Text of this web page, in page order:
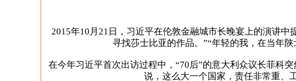
2015年10月21日，习近平在伦敦金融城市长晚宴上的演讲
寻找莎士比亚的作品。”“年轻的我，在当年
在今年习近平首次出访过程中，“70后”的意大利众议长菲科
说，这么大一个国家，责任非常重、